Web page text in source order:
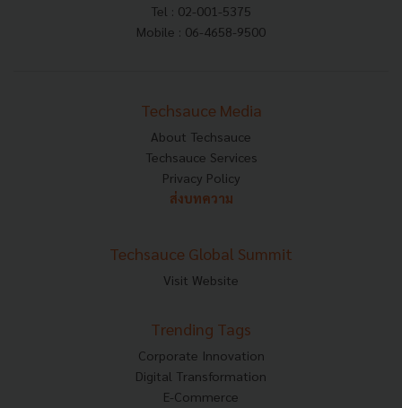
Tel : 02-001-5375
Mobile : 06-4658-9500
Techsauce Media
About Techsauce
Techsauce Services
Privacy Policy
ส่งบทความ
Techsauce Global Summit
Visit Website
Trending Tags
Corporate Innovation
Digital Transformation
E-Commerce